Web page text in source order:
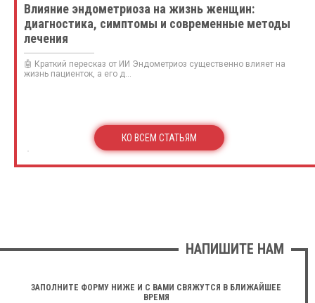
Влияние эндометриоза на жизнь женщин:
диагностика, симптомы и современные методы
лечения
🤖 Краткий пересказ от ИИ Эндометриоз существенно влияет на
жизнь пациенток, а его д...
КО ВСЕМ СТАТЬЯМ
НАПИШИТЕ НАМ
ЗАПОЛНИТЕ ФОРМУ НИЖЕ И С ВАМИ СВЯЖУТСЯ В БЛИЖАЙШЕЕ
ВРЕМЯ